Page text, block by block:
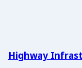
Highway